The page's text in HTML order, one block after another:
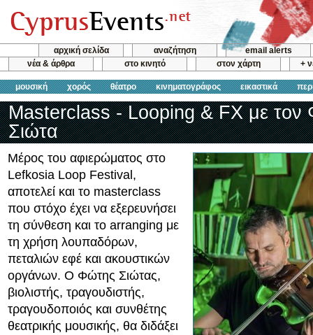
αρχική σελίδα αναζήτηση
email alerts
νέα & άρθρα
στο κινητό στον χάρτη +
μουσική χορός θέατρο κινηματογράφος εικαστικά
Masterclass - Looping & FX με τον
Σιώτα
Μέρος του αφιερώματος στο
Lefkosia Loop Festival,
αποτελεί και το masterclass
που στόχο έχει να εξερευνήσει
τη σύνθεση και το arranging με
τη χρήση λουπαδόρων,
πεταλιών εφέ και ακουστικών
οργάνων. Ο Φώτης Σιώτας,
βιολιστής, τραγουδιστής,
τραγουδοποιός και συνθέτης
θεατρικής μουσικής, θα διδάξει